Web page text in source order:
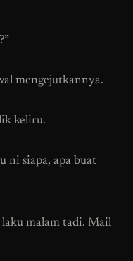
mengejutkannya.
keliru.
ni siapa, apa buat
malam tadi. Mail